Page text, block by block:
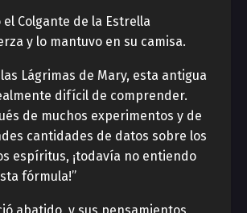
Colgante de la Estrella
y ​​lo mantuvo en su camisa.
Lágrimas de Mary, esta antigua
difícil de comprender.
de muchos experimentos y de
cantidades de datos sobre los
espíritus, ¡todavía no entiendo
fórmula!”